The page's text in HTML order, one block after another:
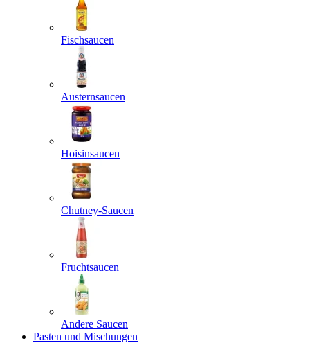
Fischsaucen
Austernsaucen
Hoisinsaucen
Chutney-Saucen
Fruchtsaucen
Andere Saucen
Pasten und Mischungen